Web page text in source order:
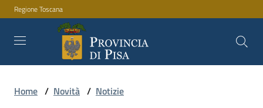
Vai al contenuto
Vai alla navigazione
Vai al footer
Regione Toscana
Amministrazione
Home / Novità / Notizie